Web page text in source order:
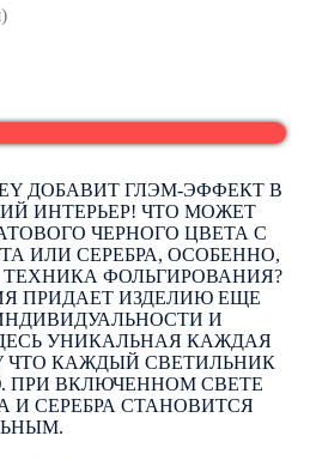
ДОБАВИТ ГЛЭМ-ЭФФЕКТ В
ИНТЕРЬЕР! ЧТО МОЖЕТ
ЧЕРНОГО ЦВЕТА С
ИЛИ СЕРЕБРА, ОСОБЕННО,
ФОЛЬГИРОВАНИЯ?
ПРИДАЕТ ИЗДЕЛИЮ ЕЩЕ
И
УНИКАЛЬНАЯ КАЖДАЯ
КАЖДЫЙ СВЕТИЛЬНИК
ПРИ ВКЛЮЧЕННОМ СВЕТЕ
И СЕРЕБРА СТАНОВИТСЯ